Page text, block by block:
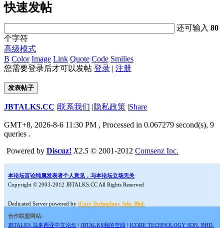
快速发帖
还可输入80
个字符
高级模式
B Color Image Link Quote Code Smilies
您需要登录后才可以发帖 登录 | 注册
发表帖子
JBTALKS.CC |联系我们 |隐私政策 |Share
GMT+8, 2026-8-6 11:30 PM , Processed in 0.067279 second(s), 9
queries .
Powered by Discuz! X2.5 © 2001-2012 Comsenz Inc.
本论坛言论纯属发表者个人意见，与本论坛立场无关
Copyright © 2003-2012 JBTALKS.CC All Rights Reserved
Dedicated Server powered by iCore Technology Sdn. Bhd.
合作联盟网站:
JBTALKS 马来西亚中文论坛 | JBTALKS我的空间 | ICORE TECHNOLOGY SDN. BHD.